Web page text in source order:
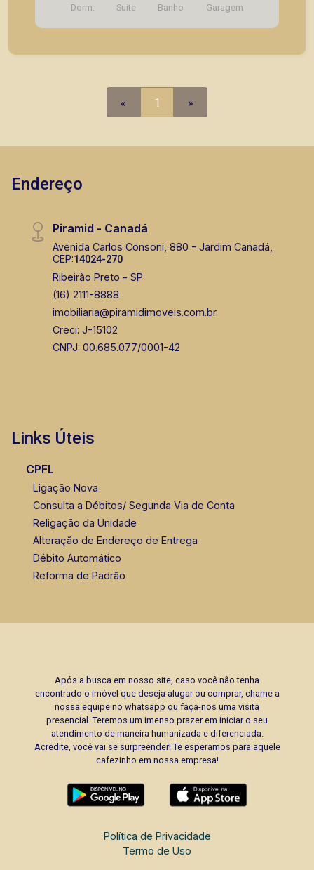
Dorm. Suite Banho Garagem
« 1 »
Endereço
Piramid - Canadá
Avenida Carlos Consoni, 880 - Jardim Canadá,
CEP:14024-270
Ribeirão Preto - SP
(16) 2111-8888
imobiliaria@piramidimoveis.com.br
Creci: J-15102
CNPJ: 00.685.077/0001-42
Links Úteis
CPFL
Ligação Nova
Consulta a Débitos/ Segunda Via de Conta
Religação da Unidade
Alteração de Endereço de Entrega
Débito Automático
Reforma de Padrão
Após a busca em nosso site, caso você não tenha
encontrado o imóvel que deseja alugar ou comprar, chame a
nossa equipe no whatsapp ou faça-nos uma visita
presencial. Teremos um imenso prazer em iniciar o seu
atendimento de maneira humanizada e diferenciada.
Acredite, você vai se surpreender! Te esperamos para aquele
cafezinho em nossa empresa!
Política de Privacidade
Termo de Uso